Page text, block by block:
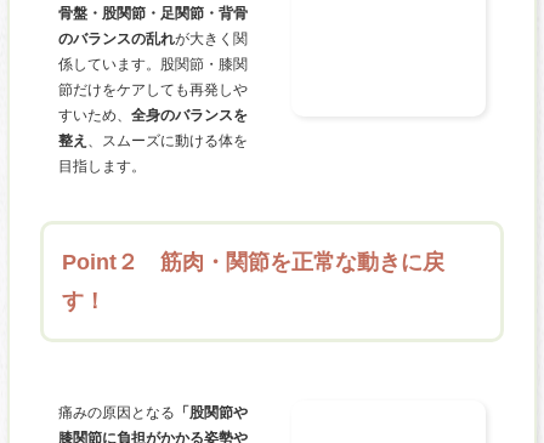
骨盤・股関節・足関節・背骨
のバランスの乱れが大きく関
係しています。股関節・膝関
節だけをケアしても再発しや
すいため、 全身のバランスを
整え
、スムーズに動ける体を
目指します。
Point２ 筋肉・関節を正常な動きに戻
す！
痛みの原因となる 「股関節や
膝関節に負担がかかる姿勢や